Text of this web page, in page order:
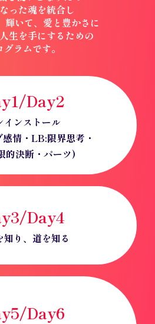
った魂を統合し
輝いて、愛と豊かさに
生を手にするための
グラムです。
Day2
インストール
情・ LB:限界思考・
的決断・パーツ)
Day4
知り、道を知る
Day6